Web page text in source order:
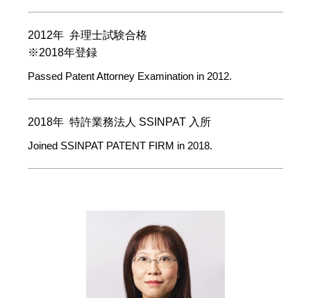
2012年 弁理士試験合格
※2018年登録
Passed Patent Attorney Examination in 2012.
2018年 特許業務法人 SSINPAT 入所
Joined SSINPAT PATENT FIRM in 2018.